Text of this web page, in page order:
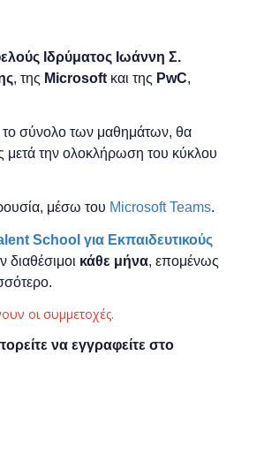
Ιδρύματος Ιωάννη Σ.
ς, της Μicrosoft και της PwC,
σύνολο των μαθημάτων, θα
μετά την ολοκλήρωση του κύκλου
μέσω του Microsoft Teams.
School για Εκπαιδευτικούς
διαθέσιμοι κάθε μήνα, επομένως
οι συμμετοχές.
να εγγραφείτε στο